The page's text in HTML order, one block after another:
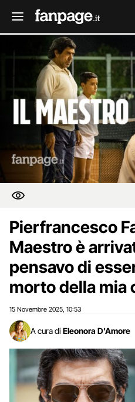
Pierfrancesco
Maestro è
pensavo di
morto della mia
15 Novembre 2025 10:53
A cura di Eleonora D'Amore